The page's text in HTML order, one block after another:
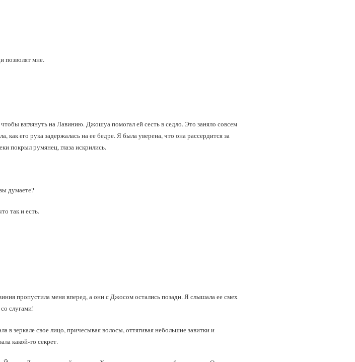
позволят мне.
взглянуть на Лавинию. Джошуа помогал ей сесть в седло. Это заняло совсем
как его рука задержалась на ее бедре. Я была уверена, что она рассердится за
покрыл румянец, глаза искрились.
думаете?
так и есть.
пропустила меня вперед, а они с Джосом остались позади. Я слышала ее смех
слугами!
в зеркале свое лицо, причесывая волосы, оттягивая небольшие завитки и
какой‑то секрет.